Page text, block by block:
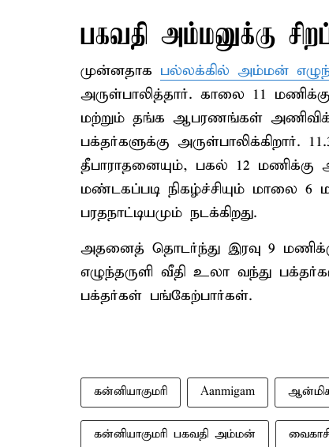
பகவதி அம்மனுக்கு
முன்னதாக பல்லக்கில் அம்மன்
அருள்பாலித்தார். காலை 11
மற்றும் தங்க ஆபரணங்கள்
பக்தர்களுக்கு அருள்பாலிக்கிறார்.
தீபாராதனையும், பகல் 12 மணிக்கு
மண்டகப்படி நிகழ்ச்சியும் மாலை
பரதநாட்டியமும் நடக்கிறது.
அதனைத் தொடர்ந்து இரவு 9
எழுந்தருளி வீதி உலா வந்து
பக்தர்கள் பங்கேற்பார்கள்.
கன்னியாகுமரி Aanmigam
கன்னியாகுமரி பகவதி அம்மன்